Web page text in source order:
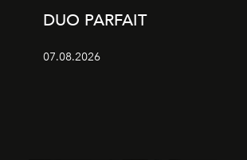
DUO PARFAIT
07.08.2026